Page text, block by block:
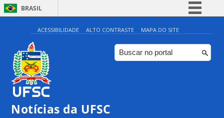
BRASIL
Simplifique!
Comunica BR
Participe
ACESSIBILIDADE ALTO CONTRASTE MAPA DO SITE
Notícias da UFSC